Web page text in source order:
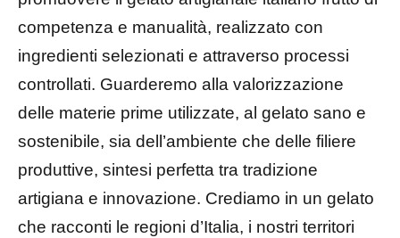
competenza e manualità, realizzato con
ingredienti selezionati e attraverso processi
controllati. Guarderemo alla valorizzazione
delle materie prime utilizzate, al gelato sano e
sostenibile, sia dell’ambiente che delle filiere
produttive, sintesi perfetta tra tradizione
artigiana e innovazione. Crediamo in un gelato
che racconti le regioni d’Italia, i nostri territori